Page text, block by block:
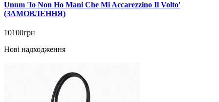
Unum 'Io Non Ho Mani Che Mi Accarezzino Il Volto'
(ЗАМОВЛЕННЯ)
10100грн
Нові надходження